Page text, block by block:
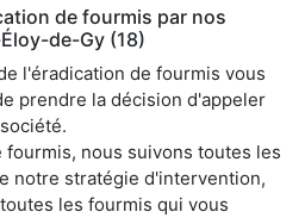
de fourmis par nos
de-Gy (18)
l'éradication de fourmis vous
prendre la décision d'appeler
nous suivons toutes les
notre stratégie d'intervention,
les fourmis qui vous